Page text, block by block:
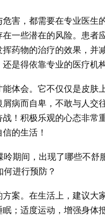
害，都需要在专业医生
一些潜在的风险。患者
药物的治疗的效果，并
是得依靠专业的医疗机
体会。它不仅仅是皮肤
病而自卑，不敢与人交
！积极乐观的心态非常
的生活！
期间，出现了哪些不舒
进行预防？
案。在生活上，建议大
；适度运动，增强身体